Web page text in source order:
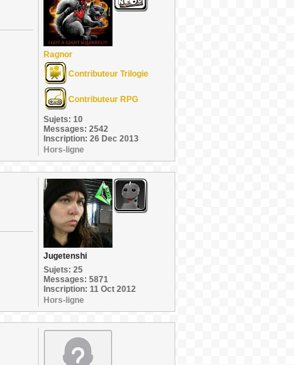
Ragnor
Contributeur Trilogie
Contributeur RPG
Sujets: 10
Messages: 2542
Inscription: 26 Dec 2013
Hors-ligne
Jugetenshi
Sujets: 25
Messages: 5871
Inscription: 11 Oct 2012
Hors-ligne